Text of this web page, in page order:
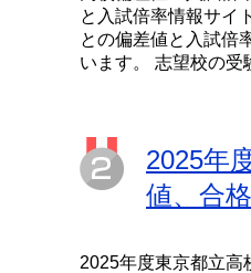
と入試倍率情報サイ
との偏差値と入試倍
います。 志望校の受
2025年
値、合
2025年度東京都立高